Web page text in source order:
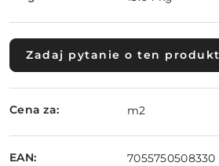
Zadaj pytanie o ten produkt
Cena za: m2
EAN: 7055750508330